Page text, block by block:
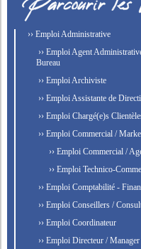
›› Emploi Administrative
›› Emploi Agent
Bureau
›› Emploi Archiviste
›› Emploi Assistante de
›› Emploi Chargé(e)s
›› Emploi Commercial /
›› Emploi Commercial /
›› Emploi Technico-
›› Emploi Comptabilité -
›› Emploi Conseillers /
›› Emploi Coordinateur
›› Emploi Directeur / Manager